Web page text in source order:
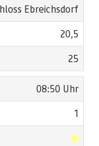
Ebreichsdorf
20,5
25
08:50 Uhr
1